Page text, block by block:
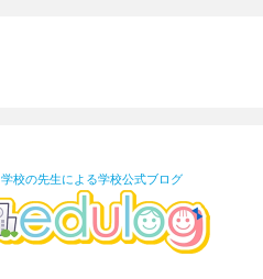
学校の先生による学校公式ブログ